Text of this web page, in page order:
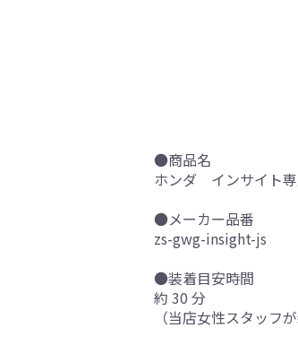
●商品名
ホンダ インサイト専
●メーカー品番
zs-gwg-insight-js
●装着目安時間
約 30 分
（当店女性スタッフ